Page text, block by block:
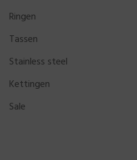
Ringen
Tassen
Stainless steel
Kettingen
Sale